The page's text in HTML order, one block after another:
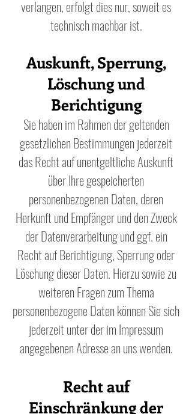
verlangen, erfolgt dies nur, soweit es
technisch machbar ist.
Auskunft, Sperrung,
Löschung und
Berichtigung
Sie haben im Rahmen der geltenden
gesetzlichen Bestimmungen jederzeit
das Recht auf unentgeltliche Auskunft
über Ihre gespeicherten
personenbezogenen Daten, deren
Herkunft und Empfänger und den Zweck
der Datenverarbeitung und ggf. ein
Recht auf Berichtigung, Sperrung oder
Löschung dieser Daten. Hierzu sowie zu
weiteren Fragen zum Thema
personenbezogene Daten können Sie sich
jederzeit unter der im Impressum
angegebenen Adresse an uns wenden.
Recht auf
Einschränkung der